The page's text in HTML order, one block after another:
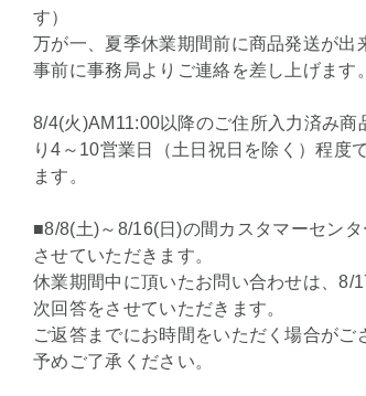
す）
万が一、夏季休業期間前に商品発送が出
事前に事務局よりご連絡を差し上げます。
8/4(火)AM11:00以降のご住所入力済み商
り4～10営業日（土日祝日を除く）程度
ます。
■8/8(土)～8/16(日)の間カスタマーセンタ
させていただきます。
休業期間中に頂いたお問い合わせは、8/
次回答をさせていただきます。
ご返答までにお時間をいただく場合がご
予めご了承ください。